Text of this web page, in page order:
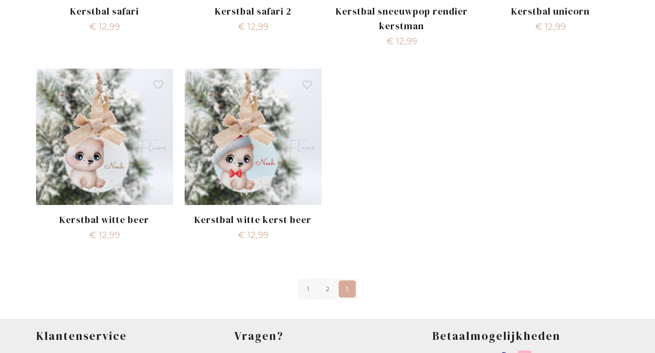
Kerstbal safari
€ 12,99
Kerstbal safari 2
€ 12,99
Kerstbal sneeuwpop rendier
kerstman
€ 12,99
Kerstbal unicorn
€ 12,99
Kerstbal witte beer
€ 12,99
Kerstbal witte kerst beer
€ 12,99
1 2 3
Klantenservice Vragen? Betaalmogelijkheden